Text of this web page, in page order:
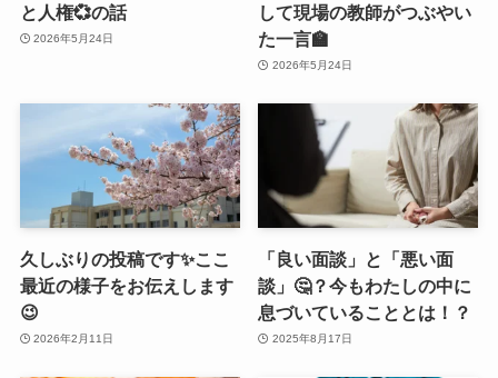
と人権💞の話
2026年5月24日
して現場の教師がつぶやい
た一言🏫
2026年5月24日
久しぶりの投稿です✨ここ
最近の様子をお伝えします
😉
2026年2月11日
「良い面談」と「悪い面
談」🤔？今もわたしの中に
息づいていることとは！？
2025年8月17日